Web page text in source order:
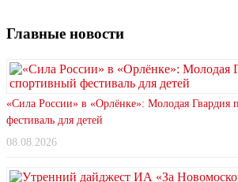
Главные новости
«Сила России» в «Орлёнке»: Молодая Гвардия
фестиваль для детей
08.08.2026